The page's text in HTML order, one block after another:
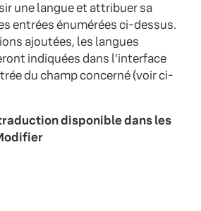
une langue et attribuer sa
entrées énumérées ci-dessus.
ajoutées, les langues
indiquées dans l'interface
du champ concerné (voir ci-
disponible dans les